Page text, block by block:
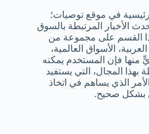
في موقع توصيات؛
الأخبار المرتبطة بالسوق
القسم على مجموعة من
الأسواق العالمية،
منها فإن المستخدم يمكنه
بهذا المجال، التي يستفيد
الذي يساهم في اتخاذ
بشكل صحيح.